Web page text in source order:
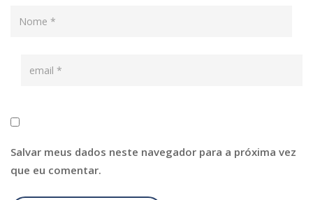
Salvar meus dados neste navegador para a próxima vez
que eu comentar.